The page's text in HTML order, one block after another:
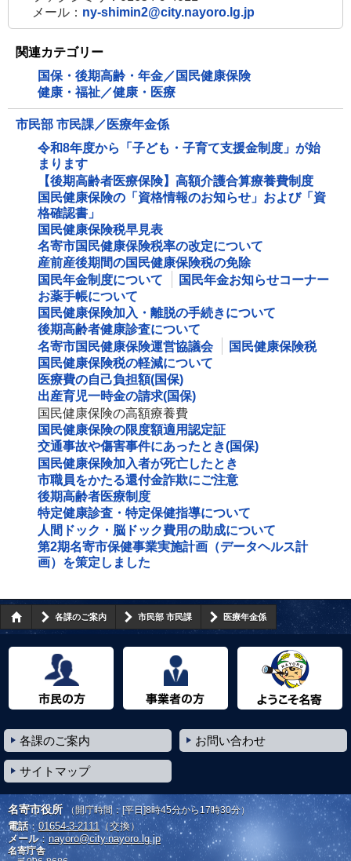
メール： ny-shimin2@city.nayoro.lg.jp
関連カテゴリー
国保・後期高齢・年金／国民健康保険
健康・福祉／健康・医療
市民部 市民課／医療年金係
令和8年度から「子ども・子育て支援金制度」が始
まります
【後期高齢者医療保険】高額介護合算療養費制度
国民健康保険の「資格情報のお知らせ」および「資
格確認書」
国民健康保険税早見表
名寄市国民健康保険税率の改定について
産前産後期間の国民健康保険税の免除
国民年金制度について
国民年金お知らせコーナー
お薬手帳について
国民健康保険加入・離脱の手続きについて
後期高齢者健康診査について
名寄市国民健康保険運営協議会
国民健康保険税
国民健康保険税の軽減について
医療費の自己負担額(国保)
出産育児一時金の請求(国保)
国民健康保険の高額療養費
国民健康保険の限度額適用認定証
交通事故や傷害事件にあったとき(国保)
国民健康保険加入者が死亡したとき
市職員をかたる還付金詐欺にご注意
後期高齢者医療制度
特定健康診査・特定保健指導について
人間ドック・脳ドック費用の助成について
第2期名寄市保健事業実施計画（データヘルス計
画）を策定しました
各課のご案内 市民部 市民課 医療年金係
各課のご案内 お問い合わせ
サイトマップ
名寄市役所 （開庁時間：[平日]8時45分から17時30分）
電話： 01654-3-2111 （交換）
メール： nayoro@city.nayoro.lg.jp
名寄庁舎